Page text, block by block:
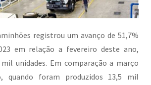
registrou um avanço de 51,7%
em relação a fevereiro deste ano,
unidades. Em comparação a março
quando foram produzidos 13,5 mil